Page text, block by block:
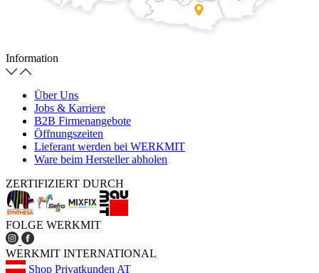
Information
Über Uns
Jobs & Karriere
B2B Firmenangebote
Öffnungszeiten
Lieferant werden bei WERKMIT
Ware beim Hersteller abholen
ZERTIFIZIERT DURCH
FOLGE WERKMIT
WERKMIT INTERNATIONAL
Shop Privatkunden AT